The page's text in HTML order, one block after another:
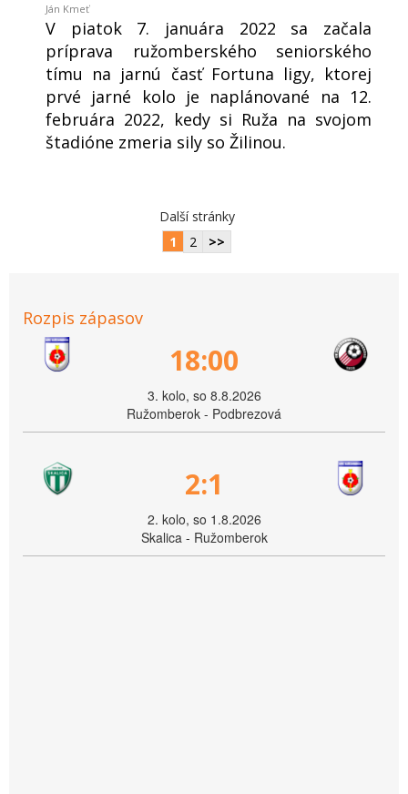
Ján Kmeť
V piatok 7. januára 2022 sa začala
príprava ružomberského seniorského
tímu na jarnú časť Fortuna ligy, ktorej
prvé jarné kolo je naplánované na 12.
februára 2022, kedy si Ruža na svojom
štadióne zmeria sily so Žilinou.
Další stránky
1
2 >>
Rozpis zápasov
18:00
3. kolo, so 8.8.2026
Ružomberok - Podbrezová
2:1
2. kolo, so 1.8.2026
Skalica - Ružomberok